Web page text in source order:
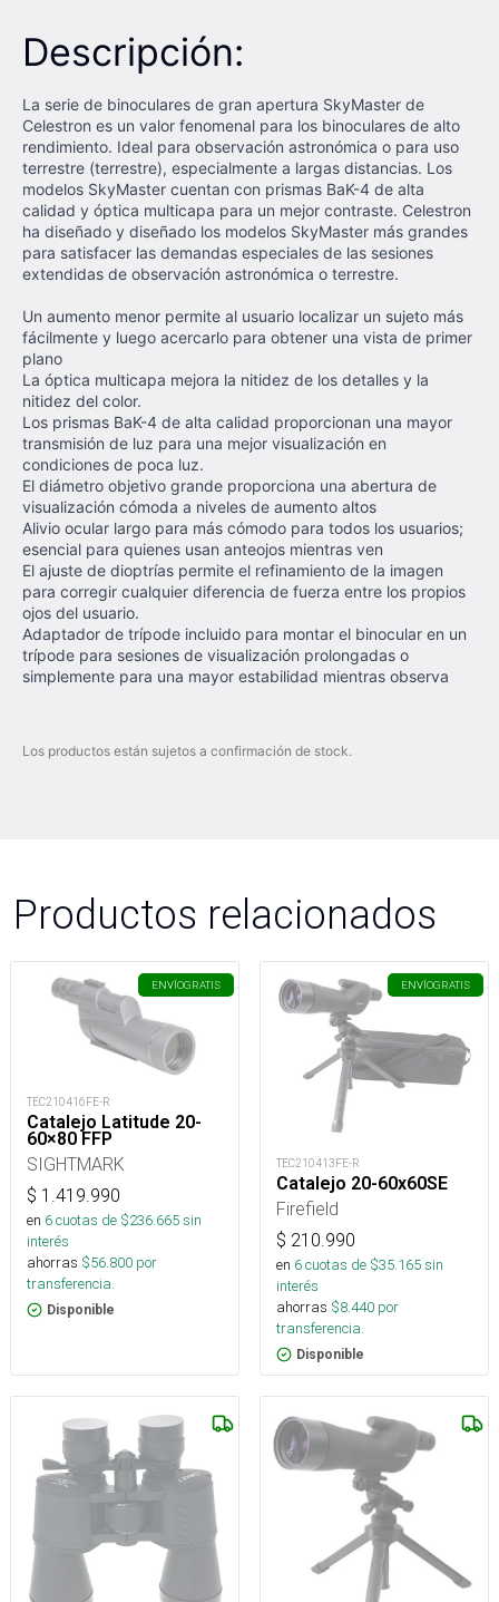
Descripción:
La serie de binoculares de gran apertura SkyMaster de
Celestron es un valor fenomenal para los binoculares de alto
rendimiento. Ideal para observación astronómica o para uso
terrestre (terrestre), especialmente a largas distancias. Los
modelos SkyMaster cuentan con prismas BaK-4 de alta
calidad y óptica multicapa para un mejor contraste. Celestron
ha diseñado y diseñado los modelos SkyMaster más grandes
para satisfacer las demandas especiales de las sesiones
extendidas de observación astronómica o terrestre.
Un aumento menor permite al usuario localizar un sujeto más
fácilmente y luego acercarlo para obtener una vista de primer
plano
La óptica multicapa mejora la nitidez de los detalles y la
nitidez del color.
Los prismas BaK-4 de alta calidad proporcionan una mayor
transmisión de luz para una mejor visualización en
condiciones de poca luz.
El diámetro objetivo grande proporciona una abertura de
visualización cómoda a niveles de aumento altos
Alivio ocular largo para más cómodo para todos los usuarios;
esencial para quienes usan anteojos mientras ven
El ajuste de dioptrías permite el refinamiento de la imagen
para corregir cualquier diferencia de fuerza entre los propios
ojos del usuario.
Adaptador de trípode incluido para montar el binocular en un
trípode para sesiones de visualización prolongadas o
simplemente para una mayor estabilidad mientras observa
Los productos están sujetos a confirmación de stock.
Productos relacionados
ENVÍOGRATIS
TEC210416FE-R
Catalejo Latitude 20-
60×80 FFP
SIGHTMARK
$ 1.419.990
en 6cuotas de $236.665sin
interés
ahorras $56.800 por
transferencia.
Disponible
ENVÍOGRATIS
TEC210413FE-R
Catalejo 20-60x60SE
Firefield
$ 210.990
en 6cuotas de $35.165sin
interés
ahorras $8.440 por
transferencia.
Disponible